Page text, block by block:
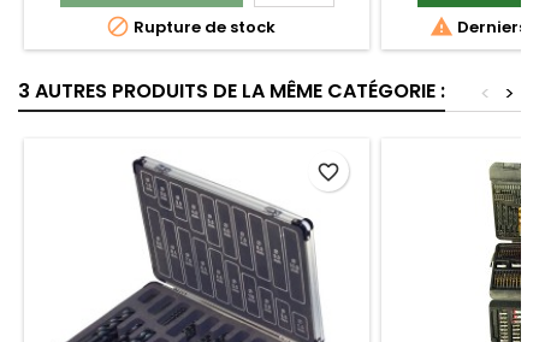
 Rupture de stock  Derniers
3 AUTRES PRODUITS DE LA MÊME CATÉGORIE : >
<
favorite_border